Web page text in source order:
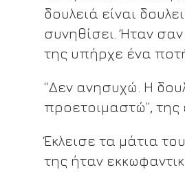
δουλειά είναι
συνηθίσει. Ήταν
της υπήρχε ένα
“Δεν ανησυχώ. Η
προετοιμαστώ”, της
Έκλεισε τα μάτια
της ήταν